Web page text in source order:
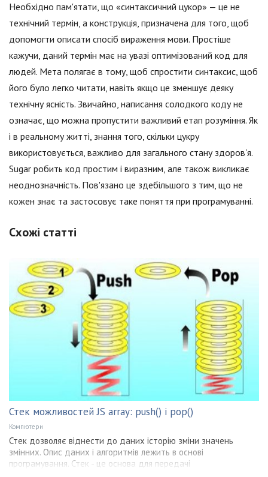
Необхідно пам'ятати, що «синтаксичний цукор» — це не
технічний термін, а конструкція, призначена для того, щоб
допомогти описати спосіб вираження мови. Простіше
кажучи, даний термін має на увазі оптимізований код для
людей. Мета полягає в тому, щоб спростити синтаксис, щоб
його було легко читати, навіть якщо це зменшує деяку
технічну ясність. Звичайно, написання солодкого коду не
означає, що можна пропустити важливий етап розуміння. Як
і в реальному житті, знання того, скільки цукру
використовується, важливо для загального стану здоров'я.
Sugar робить код простим і виразним, але також викликає
неоднозначність. Пов'язано це здебільшого з тим, що не
кожен знає та застосовує таке поняття при програмуванні.
Схожі статті
Стек можливостей JS array: push() і pop()
Компютери
Стек дозволяє віднести до даних історію зміни значень
змінних. Опис даних і алгоритмів лежить в основі
програмування. Стек - це основа для передачі